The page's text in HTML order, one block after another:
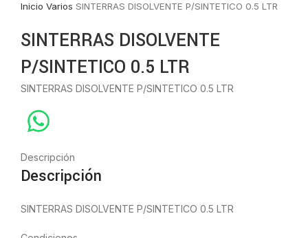
Inicio Varios SINTERRAS DISOLVENTE P/SINTETICO 0.5 LTR
SINTERRAS DISOLVENTE
P/SINTETICO 0.5 LTR
SINTERRAS DISOLVENTE P/SINTETICO 0.5 LTR
Descripción
Descripción
SINTERRAS DISOLVENTE P/SINTETICO 0.5 LTR